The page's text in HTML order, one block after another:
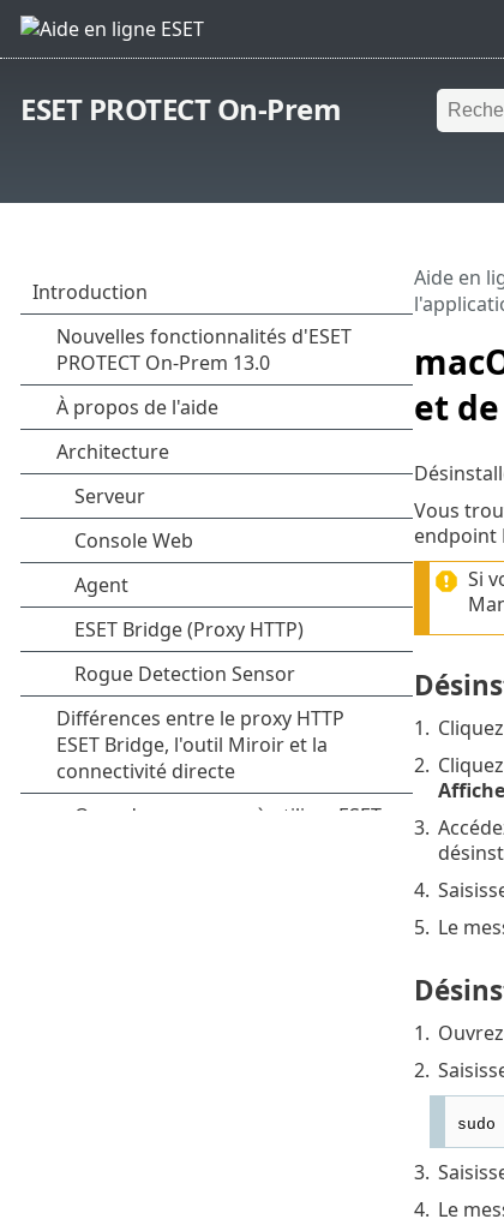
ESET PROTECT On-Prem
et
Aide en
Vous
endpoint
Si
1.
2.
3.
4.
5. Le
1. Ouvrez
2.
3.
4. Le